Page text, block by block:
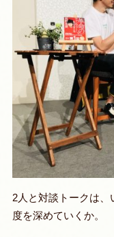
2人と対談トークは
度を深めていくか。